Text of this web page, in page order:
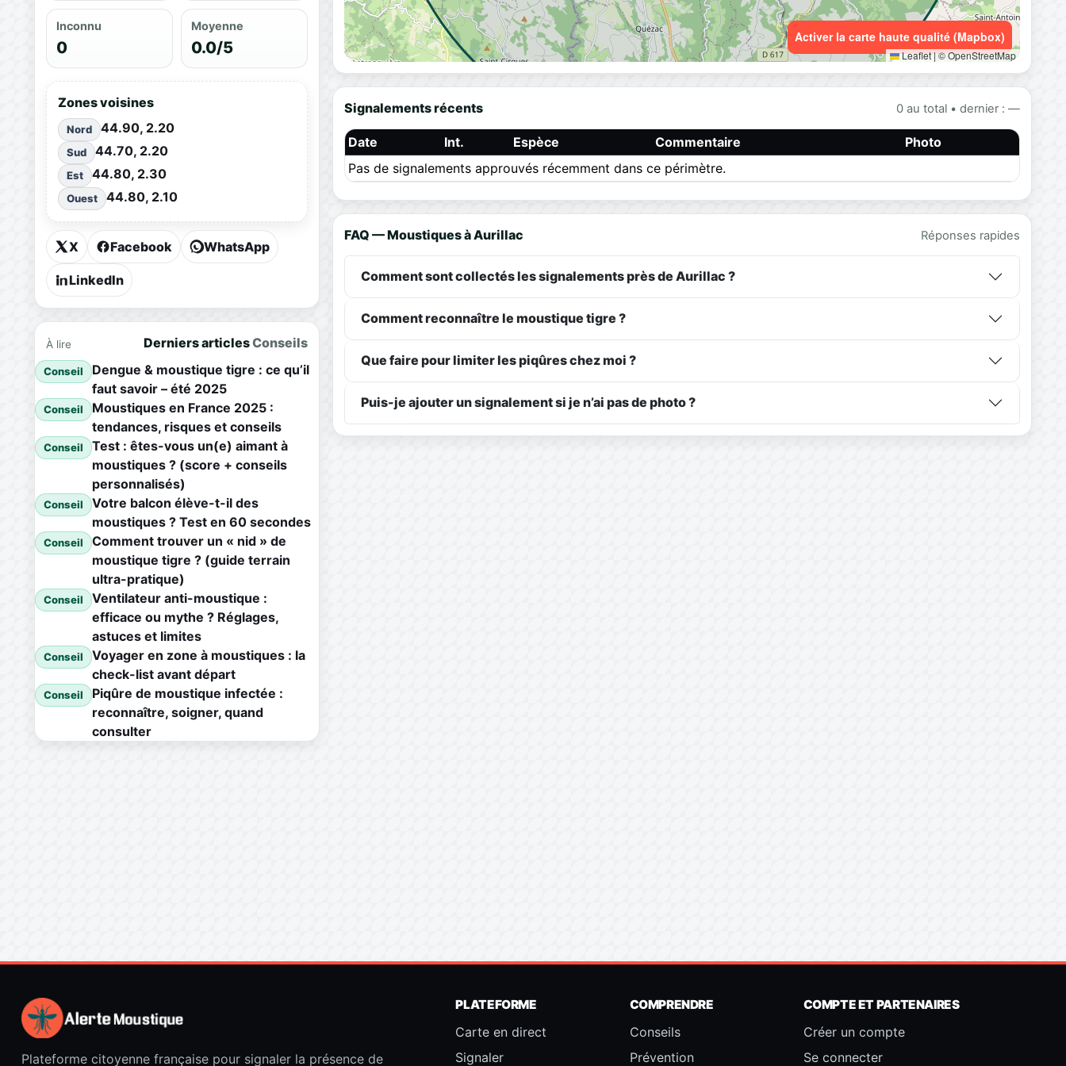
Inconnu
0
Moyenne
0.0/5
Zones voisines
Nord 44.90, 2.20
Sud 44.70, 2.20
Est 44.80, 2.30
Ouest 44.80, 2.10
X Facebook WhatsApp
LinkedIn
À lire Derniers articlesConseils
Conseil
Dengue & moustique tigre : ce qu’il
faut savoir – été 2025
Conseil
Moustiques en France 2025 :
tendances, risques et conseils
Conseil
Test : êtes-vous un(e) aimant à
moustiques ? (score + conseils
personnalisés)
Conseil
Votre balcon élève-t-il des
moustiques ? Test en 60 secondes
Conseil
Comment trouver un « nid » de
moustique tigre ? (guide terrain
ultra-pratique)
Conseil
Ventilateur anti-moustique :
efficace ou mythe ? Réglages,
astuces et limites
Conseil
Voyager en zone à moustiques : la
check-list avant départ
Conseil
Piqûre de moustique infectée :
reconnaître, soigner, quand
consulter
Leaflet|© OpenStreetMap
Activer la carte haute qualité (Mapbox)
Signalements récents 0 au total • dernier : —
Date Int. Espèce Commentaire
Photo
Pas de signalements approuvés récemment dans ce périmètre.
FAQ — Moustiques à Aurillac Réponses rapides
Comment sont collectés les signalements près de Aurillac ?
Comment reconnaître le moustique tigre ?
Que faire pour limiter les piqûres chez moi ?
Puis-je ajouter un signalement si je n’ai pas de photo ?
Plateforme citoyenne française pour signaler la présence de
PLATEFORME
Carte en direct
Signaler
COMPRENDRE
Conseils
Prévention
COMPTE ET PARTENAIRES
Créer un compte
Se connecter